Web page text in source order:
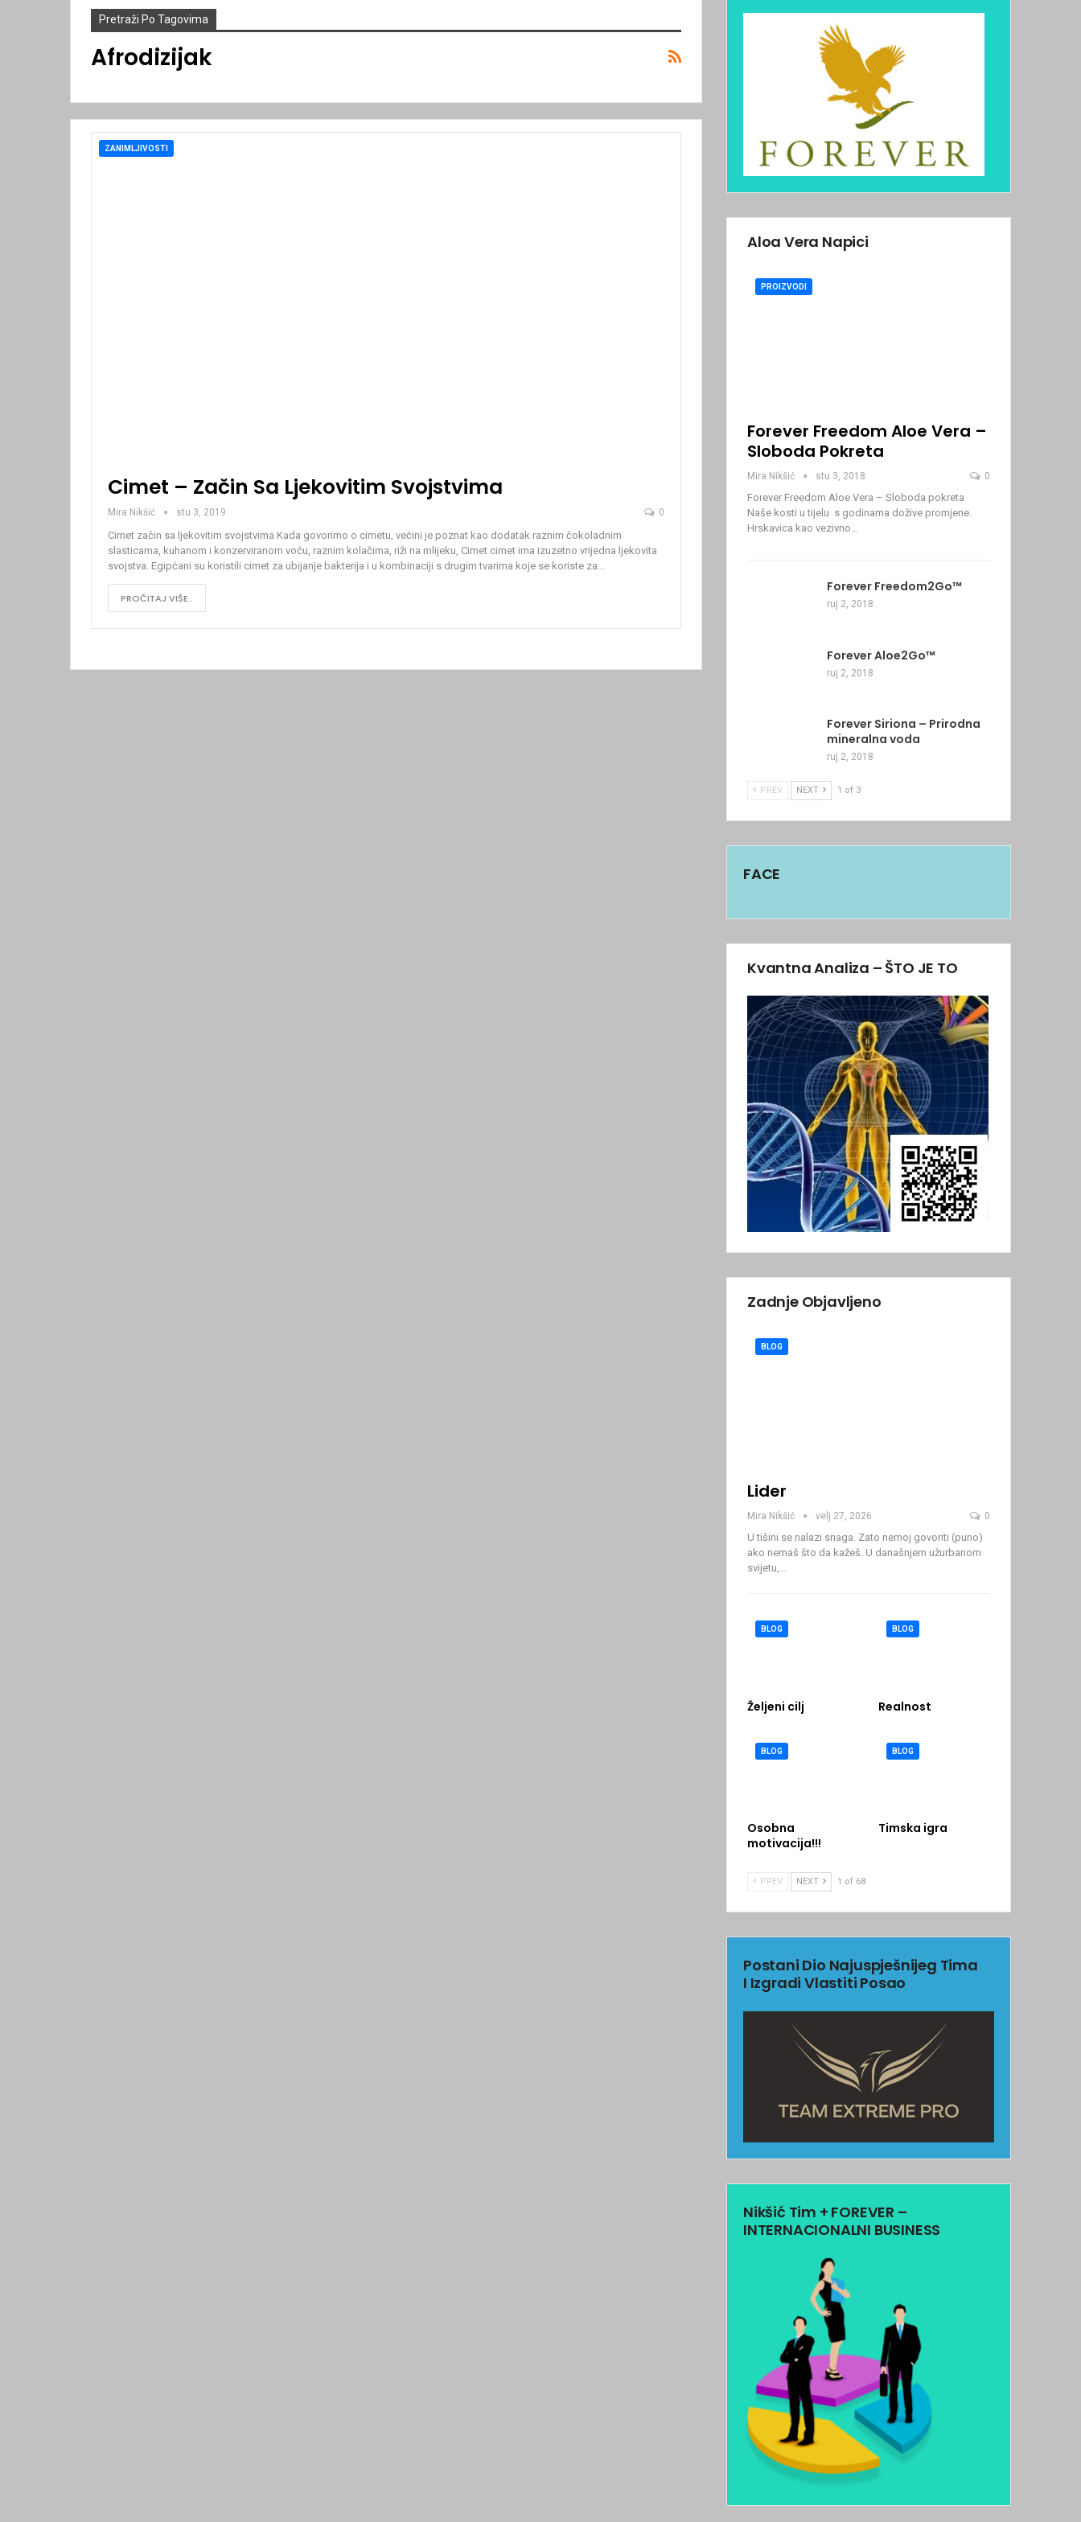
Pretraži Po Tagovima
Afrodizijak
ZANIMLJIVOSTI
Cimet – Začin Sa Ljekovitim Svojstvima
Mira Nikšić stu 3, 2019 0
Cimet začin sa ljekovitim svojstvima Kada govorimo o cimetu, većini je poznat kao dodatak raznim čokoladnim
slasticama, kuhanom i konzerviranom voću, raznim kolačima, riži na mlijeku, Cimet cimet ima izuzetno vrijedna ljekovita
svojstva. Egipćani su koristili cimet za ubijanje bakterija i u kombinaciji s drugim tvarima koje se koriste za…
PROČITAJ VIŠE..
Aloa Vera Napici
PROIZVODI
Forever Freedom Aloe Vera –
Sloboda Pokreta
Mira Nikšić stu 3, 2018 0
Forever Freedom Aloe Vera – Sloboda pokreta
Naše kosti u tijelu s godinama dožive promjene.
Hrskavica kao vezivno…
Forever Freedom2Go™
ruj 2, 2018
Forever Aloe2Go™
ruj 2, 2018
Forever Siriona – Prirodna
mineralna voda
ruj 2, 2018
PREV NEXT 1 of 3
FACE
Kvantna Analiza – ŠTO JE TO
Zadnje Objavljeno
BLOG
Lider
Mira Nikšić velj 27, 2026 0
U tišini se nalazi snaga. Zato nemoj govoriti (puno)
ako nemaš što da kažeš. U današnjem užurbanom
svijetu,…
BLOG
Željeni cilj
BLOG
Realnost
BLOG
Osobna
motivacija!!!
BLOG
Timska igra
PREV NEXT 1 of 68
Postani Dio Najuspješnijeg Tima
I Izgradi Vlastiti Posao
Nikšić Tim + FOREVER –
INTERNACIONALNI BUSINESS